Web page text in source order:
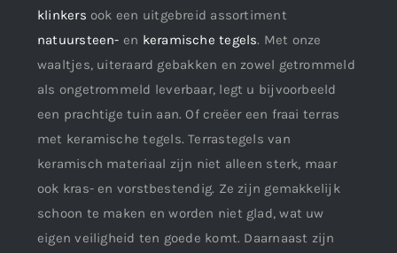
klinkers ook een uitgebreid assortiment
natuursteen- en keramische tegels. Met onze
waaltjes, uiteraard gebakken en zowel getrommeld
als ongetrommeld leverbaar, legt u bijvoorbeeld
een prachtige tuin aan. Of creëer een fraai terras
met keramische tegels. Terrastegels van
keramisch materiaal zijn niet alleen sterk, maar
ook kras- en vorstbestendig. Ze zijn gemakkelijk
schoon te maken en worden niet glad, wat uw
eigen veiligheid ten goede komt. Daarnaast zijn